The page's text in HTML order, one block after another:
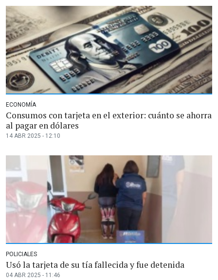
ECONOMÍA
Consumos con tarjeta en el exterior: cuánto se ahorra
al pagar en dólares
14 ABR 2025 - 12:10
POLICIALES
Usó la tarjeta de su tía fallecida y fue detenida
04 ABR 2025 - 11:46